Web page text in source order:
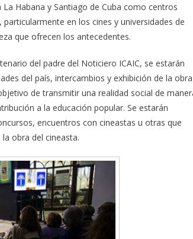
Habana y Santiago de Cuba como centros
en los cines y universidades de
que ofrecen los antecedentes.
del padre del Noticiero ICAIC, se estarán
del país, intercambios y exhibición de la obra
de transmitir una realidad social de
a la educación popular. Se estarán
encuentros con cineastas u otras que
obra del cineasta.